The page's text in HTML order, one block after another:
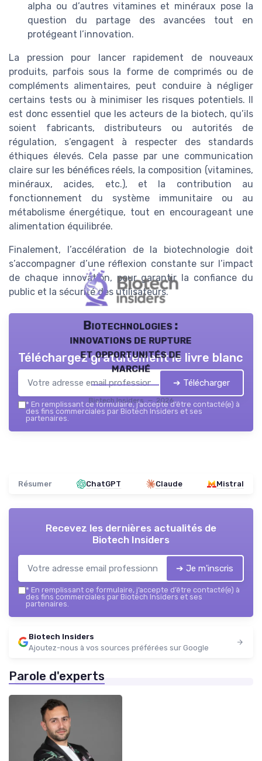
alpha ou d’autres vitamines et minéraux pose la
question du partage des avancées tout en
protégeant l’innovation.
La pression pour lancer rapidement de nouveaux
produits, parfois sous la forme de comprimés ou de
compléments alimentaires, peut conduire à négliger
certains tests ou à minimiser les risques potentiels. Il
est donc essentiel que les acteurs de la biotech, qu’ils
soient fabricants, distributeurs ou autorités de
régulation, s’engagent à respecter des standards
éthiques élevés. Cela passe par une communication
claire sur les bénéfices réels, la composition (vitamines,
minéraux, acides, etc.), et la contribution au
fonctionnement du système immunitaire ou au
métabolisme énergétique, tout en encourageant une
alimentation équilibrée.
Finalement, l’accélération de la biotechnologie doit
s’accompagner d’une réflexion constante sur l’impact
de chaque innovation, pour garantir la confiance du
public et la sécurité des utilisateurs.
Biotechnologies :
innovations de rupture
et opportunités de
marché
Biotech Insiders — 2026
Téléchargez gratuitement le livre blanc
➔ Télécharger
* En remplissant ce formulaire, j’accepte d’être contacté(e) à
des fins commerciales par Biotech Insiders et ses
partenaires.
Résumer ChatGPT Claude Mistral
Recevez les dernières actualités de
Biotech Insiders
➔ Je m'inscris
* En remplissant ce formulaire, j’accepte d’être contacté(e) à
des fins commerciales par Biotech Insiders et ses
partenaires.
Biotech Insiders
Ajoutez-nous à vos sources préférées sur Google
Parole d'experts